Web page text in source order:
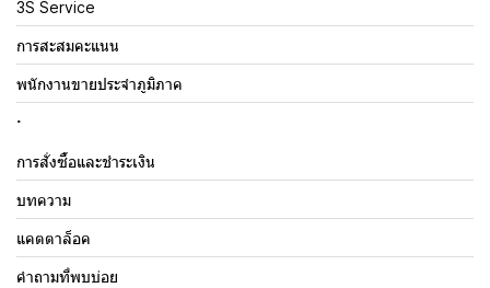
3S Service
การสะสมคะแนน
พนักงานขายประจำภูมิภาค
.
การสั่งซื้อและชำระเงิน
บทความ
แคตตาล็อค
คำถามที่พบบ่อย